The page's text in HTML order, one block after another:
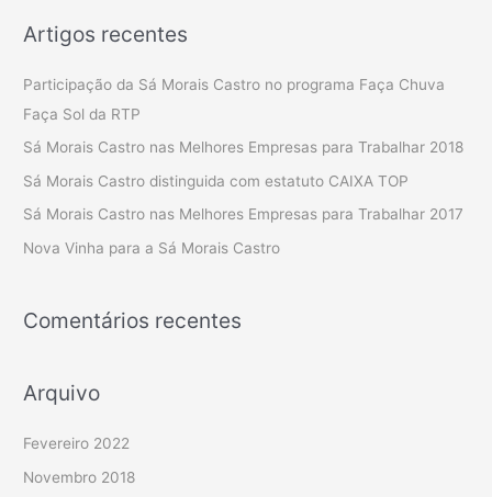
r
r
:
Artigos recentes
Participação da Sá Morais Castro no programa Faça Chuva
Faça Sol da RTP
Sá Morais Castro nas Melhores Empresas para Trabalhar 2018
Sá Morais Castro distinguida com estatuto CAIXA TOP
Sá Morais Castro nas Melhores Empresas para Trabalhar 2017
Nova Vinha para a Sá Morais Castro
Comentários recentes
Arquivo
Fevereiro 2022
Novembro 2018